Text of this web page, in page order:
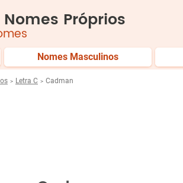
Próprios
Nomes Masculinos
Letra C Cadman